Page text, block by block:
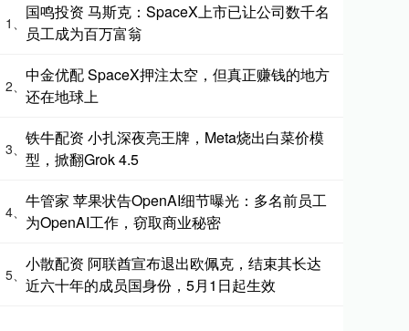
1、
国鸣投资 马斯克：SpaceX上市已让公司数千名
员工成为百万富翁
2、
中金优配 SpaceX押注太空，但真正赚钱的地方
还在地球上
3、
铁牛配资 小扎深夜亮王牌，Meta烧出白菜价模
型，掀翻Grok 4.5
4、
牛管家 苹果状告OpenAI细节曝光：多名前员工
为OpenAI工作，窃取商业秘密
5、
小散配资 阿联酋宣布退出欧佩克，结束其长达
近六十年的成员国身份，5月1日起生效